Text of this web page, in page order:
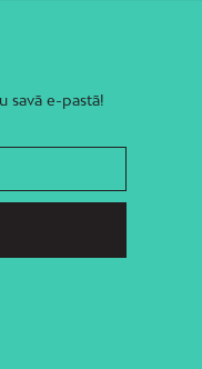
savā e-pastā!